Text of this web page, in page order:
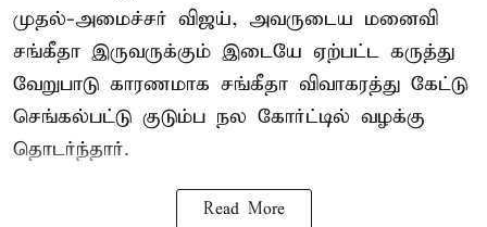
முதல்-அமைச்சர் விஜய், அவருடைய மனைவி
சங்கீதா இருவருக்கும் இடையே ஏற்பட்ட கருத்து
வேறுபாடு காரணமாக சங்கீதா விவாகரத்து கேட்டு
செங்கல்பட்டு குடும்ப நல கோர்ட்டில் வழக்கு
தொடர்ந்தார்.
Read More